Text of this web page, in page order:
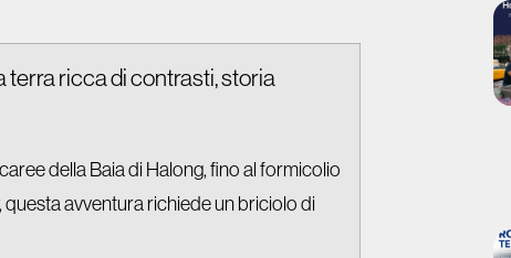
terra ricca di contrasti, storia
della Baia di Halong, fino al formicolio
avventura richiede un briciolo di